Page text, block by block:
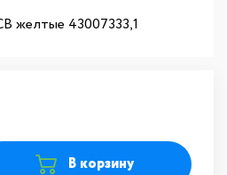
желтые 43007333,1
В корзину